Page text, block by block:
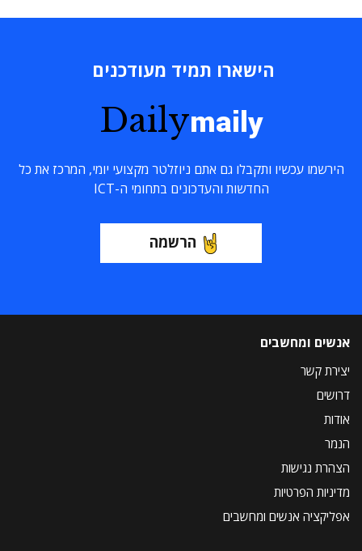
הישארו תמיד מעודכנים
Dailymaily
הירשמו עכשיו ותקבלו גם אתם ניוזלטר מקצועי יומי, המרכז את כל
החדשות והעדכונים בתחומי ה-ICT
הרשמה
אנשים ומחשבים
יצירת קשר
דרושים
אודות
הנמר
הצהרת נגישות
מדיניות הפרטיות
אפליקציה אנשים ומחשבים